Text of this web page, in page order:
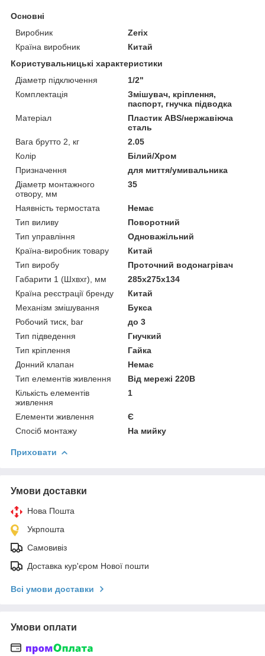
Основні
Виробник
Zerix
Країна виробник
Китай
Користувальницькі характеристики
Діаметр підключення
1/2"
Комплектація
Змішувач, кріплення,
паспорт, гнучка підводка
Матеріал
Пластик АВЅ/нержавіюча
сталь
Вага брутто 2, кг
2.05
Колір
Білий/Хром
Призначення
для миття/умивальника
Діаметр монтажного
отвору, мм
35
Наявність термостата
Немає
Тип виливу
Поворотний
Тип управління
Одноважільний
Країна-виробник товару
Китай
Тип виробу
Проточний водонагрівач
Габарити 1 (Шхвхг), мм
285х275х134
Країна реєстрації бренду
Китай
Механізм змішування
Букса
Робочий тиск, bar
до 3
Тип підведення
Гнучкий
Тип кріплення
Гайка
Донний клапан
Немає
Тип елементів живлення
Від мережі 220В
Кількість елементів
живлення
1
Елементи живлення
Є
Спосіб монтажу
На мийку
Приховати
Умови доставки
Нова Пошта
Укрпошта
Самовивіз
Доставка кур'єром Нової пошти
Всі умови доставки
Умови оплати